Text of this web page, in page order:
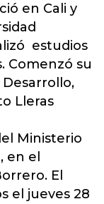
en Cali y
estudios
Comenzó su
Lleras
Ministerio
en el
El
el jueves 28